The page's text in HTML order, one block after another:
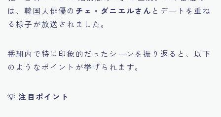
は、韓国人俳優の チェ・ダニエルさん とデートを重ね
る様子が放送されました。
番組内で特に印象的だったシーンを振り返ると、以下
のようなポイントが挙げられます。
💡 注目ポイント